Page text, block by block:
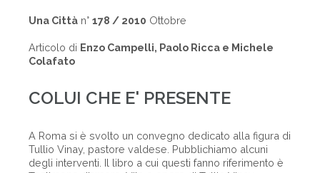
Una Città n° 178 / 2010 Ottobre
Articolo di Enzo Campelli, Paolo Ricca e Michele
Colafato
COLUI CHE E' PRESENTE
A Roma si è svolto un convegno dedicato alla figura di
Tullio Vinay, pastore valdese. Pubblichiamo alcuni
degli interventi. Il libro a cui questi fanno riferimento è